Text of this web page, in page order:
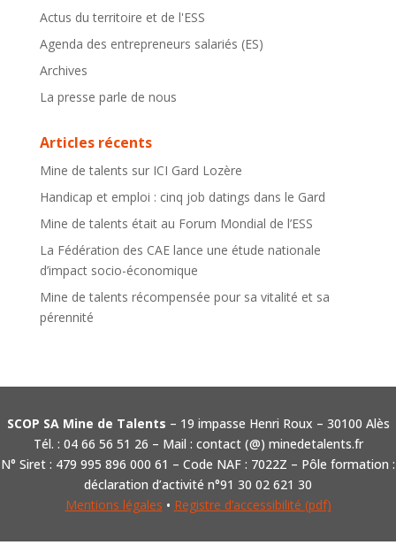
Actus du territoire et de l'ESS
Agenda des entrepreneurs salariés (ES)
Archives
La presse parle de nous
Articles récents
Mine de talents sur ICI Gard Lozère
Handicap et emploi : cinq job datings dans le Gard
Mine de talents était au Forum Mondial de l’ESS
La Fédération des CAE lance une étude nationale
d’impact socio-économique
Mine de talents récompensée pour sa vitalité et sa
pérennité
SCOP SA Mine de Talents – 19 impasse Henri Roux – 30100 Alès
Tél. : 04 66 56 51 26 – Mail : contact (@) minedetalents.fr
N° Siret : 479 995 896 000 61 – Code NAF : 7022Z – Pôle formation :
déclaration d’activité n°91 30 02 621 30
Mentions légales • Registre d’accessibilité (pdf)